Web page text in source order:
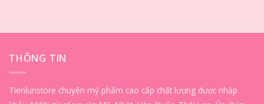
THÔNG TIN
Tienlunstore chuyên mỹ phẩm cao cấp chất lượng được nhập